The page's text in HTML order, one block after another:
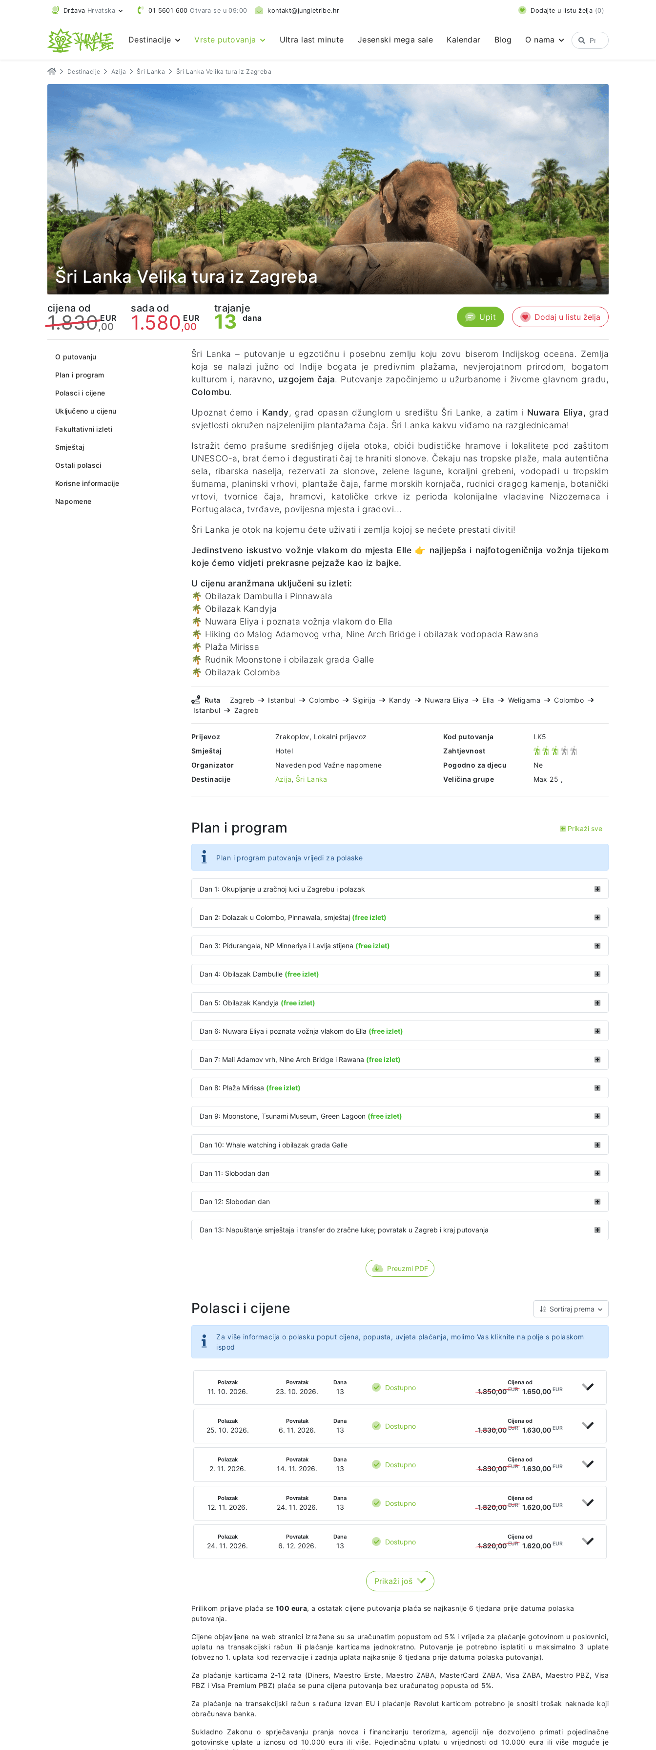
Država Hrvatska 01 5601 600 Otvara se u 09:00 kontakt@jungletribe.hr Dodajte u listu želja (0)
Destinacije Vrste putovanja Ultra last minute Jesenski mega sale Kalendar Blog O nama
Destinacije Azija Šri Lanka Šri Lanka Velika tura iz Zagreba
Šri Lanka Velika tura iz Zagreba
cijena od
1.830 EUR
,00
sada od
1.580 EUR
,00
trajanje
13 dana Upit Dodaj u listu želja
O putovanju
Plan i program
Polasci i cijene
Uključeno u cijenu
Fakultativni izleti
Smještaj
Ostali polasci
Korisne informacije
Napomene
Šri Lanka – putovanje u egzotičnu i posebnu zemlju koju zovu biserom Indijskog oceana. Zemlja
koja se nalazi južno od Indije bogata je predivnim plažama, nevjerojatnom prirodom, bogatom
kulturom i, naravno, uzgojem čaja. Putovanje započinjemo u užurbanome i živome glavnom gradu,
Colombu.
Upoznat ćemo i Kandy, grad opasan džunglom u središtu Šri Lanke, a zatim i Nuwara Eliya, grad
svjetlosti okružen najzelenijim plantažama čaja. Šri Lanka kakvu viđamo na razglednicama!
Istražit ćemo prašume središnjeg dijela otoka, obići budističke hramove i lokalitete pod zaštitom
UNESCO-a, brat ćemo i degustirati čaj te hraniti slonove. Čekaju nas tropske plaže, mala autentična
sela, ribarska naselja, rezervati za slonove, zelene lagune, koraljni grebeni, vodopadi u tropskim
šumama, planinski vrhovi, plantaže čaja, farme morskih kornjača, rudnici dragog kamenja, botanički
vrtovi, tvornice čaja, hramovi, katoličke crkve iz perioda kolonijalne vladavine Nizozemaca i
Portugalaca, tvrđave, povijesna mjesta i gradovi...
Šri Lanka je otok na kojemu ćete uživati i zemlja kojoj se nećete prestati diviti!
Jedinstveno iskustvo vožnje vlakom do mjesta Elle 👉 najljepša i najfotogeničnija vožnja tijekom
koje ćemo vidjeti prekrasne pejzaže kao iz bajke.
U cijenu aranžmana uključeni su izleti:
🌴 Obilazak Dambulla i Pinnawala
🌴 Obilazak Kandyja
🌴 Nuwara Eliya i poznata vožnja vlakom do Ella
🌴 Hiking do Malog Adamovog vrha, Nine Arch Bridge i obilazak vodopada Rawana
🌴 Plaža Mirissa
🌴 Rudnik Moonstone i obilazak grada Galle
🌴 Obilazak Colomba
Ruta Zagreb Istanbul Colombo Sigirija Kandy Nuwara Eliya Ella Weligama
Colombo
Istanbul
Zagreb
Prijevoz
Zrakoplov, Lokalni prijevoz
Smještaj
Hotel
Organizator
Naveden pod Važne napomene
Destinacije
Azija, Šri Lanka
Kod putovanja
LK5
Zahtjevnost
Pogodno za djecu
Ne
Veličina grupe
Max 25 ,
Plan i program Prikaži sve
Plan i program putovanja vrijedi za polaske
Dan 1: Okupljanje u zračnoj luci u Zagrebu i polazak
Dan 2: Dolazak u Colombo, Pinnawala, smještaj (free izlet)
Dan 3: Pidurangala, NP Minneriya i Lavlja stijena (free izlet)
Dan 4: Obilazak Dambulle (free izlet)
Dan 5: Obilazak Kandyja (free izlet)
Dan 6: Nuwara Eliya i poznata vožnja vlakom do Ella (free izlet)
Dan 7: Mali Adamov vrh, Nine Arch Bridge i Rawana (free izlet)
Dan 8: Plaža Mirissa (free izlet)
Dan 9: Moonstone, Tsunami Museum, Green Lagoon (free izlet)
Dan 10: Whale watching i obilazak grada Galle
Dan 11: Slobodan dan
Dan 12: Slobodan dan
Dan 13: Napuštanje smještaja i transfer do zračne luke; povratak u Zagreb i kraj putovanja
Preuzmi PDF
Polasci i cijene Sortiraj prema
Za više informacija o polasku poput cijena, popusta, uvjeta plaćanja, molimo Vas kliknite na polje s polaskom
ispod
Polazak
11. 10. 2026.
Povratak
23. 10. 2026.
Dana
13 Dostupno
Cijena od
1.850,00EUR 1.650,00 EUR
Polazak
25. 10. 2026.
Povratak
6. 11. 2026.
Dana
13 Dostupno
Cijena od
1.830,00EUR 1.630,00 EUR
Polazak
2. 11. 2026.
Povratak
14. 11. 2026.
Dana
13 Dostupno
Cijena od
1.830,00EUR 1.630,00 EUR
Polazak
12. 11. 2026.
Povratak
24. 11. 2026.
Dana
13 Dostupno
Cijena od
1.820,00EUR 1.620,00 EUR
Polazak
24. 11. 2026.
Povratak
6. 12. 2026.
Dana
13 Dostupno
Cijena od
1.820,00EUR 1.620,00 EUR
Prikaži još
Prilikom prijave plaća se 100 eura, a ostatak cijene putovanja plaća se najkasnije 6 tjedana prije datuma polaska
putovanja.
Cijene objavljene na web stranici izražene su sa uračunatim popustom od 5% i vrijede za plaćanje gotovinom u poslovnici,
uplatu na transakcijski račun ili plaćanje karticama jednokratno. Putovanje je potrebno isplatiti u maksimalno 3 uplate
(obvezno 1. uplata kod rezervacije i zadnja uplata najkasnije 6 tjedana prije datuma polaska putovanja).
Za plaćanje karticama 2-12 rata (Diners, Maestro Erste, Maestro ZABA, MasterCard ZABA, Visa ZABA, Maestro PBZ, Visa
PBZ i Visa Premium PBZ) plaća se puna cijena putovanja bez uračunatog popusta od 5%.
Za plaćanje na transakcijski račun s računa izvan EU i plaćanje Revolut karticom potrebno je snositi trošak naknade koji
obračunava banka.
Sukladno Zakonu o sprječavanju pranja novca i financiranju terorizma, agenciji nije dozvoljeno primati pojedinačne
gotovinske uplate u iznosu od 10.000 eura ili više. Pojedinačnu uplatu u vrijednosti od 10.000 eura ili više moguće je